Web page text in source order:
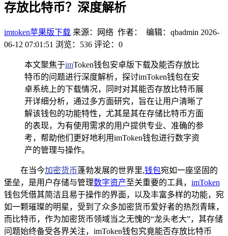
存放比特币？深度解析
imtoken苹果版下载 来源：网络 作者： 编辑：qbadmin 2026-
06-12 07:01:51 浏览：536 评论：0
本文聚焦于imToken钱包安卓版下载及能否存放比
特币的问题进行深度解析，探讨imToken钱包在安
卓系统上的下载情况，同时对其能否存放比特币展
开详细分析，通过多方面研究，旨在让用户清晰了
解该钱包的功能特性，尤其是其在存储比特币方面
的表现，为有使用需求的用户提供专业、准确的参
考，帮助他们更好地利用imToken钱包进行数字资
产的管理与操作。
在当今加密货币蓬勃发展的世界里,钱包宛如一座坚固的
堡垒，是用户存储与管理数字资产至关重要的工具， imToken
钱包凭借其简洁且易于操作的界面，以及丰富多样的功能，宛
如一颗璀璨的明星，受到了众多加密货币爱好者的热烈青睐，
而比特币，作为加密货币领域当之无愧的“龙头老大”，其存储
问题始终备受各界关注，imToken钱包究竟能否存放比特币